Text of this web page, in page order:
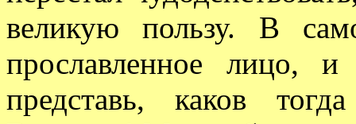
великую пользу. В
прославленное лицо,
представь, каков